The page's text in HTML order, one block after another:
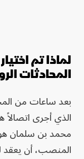
لماذا تم
المحادثات
بعد ساعات من
الذي أجرى اتصالاً
محمد بن سلمان
المنصب، أن يعقد